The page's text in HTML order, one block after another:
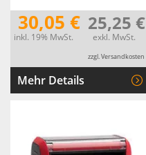
30,05 €
inkl. 19% MwSt.
25,25 €
exkl. MwSt.
zzgl. Versandkosten
Mehr Details